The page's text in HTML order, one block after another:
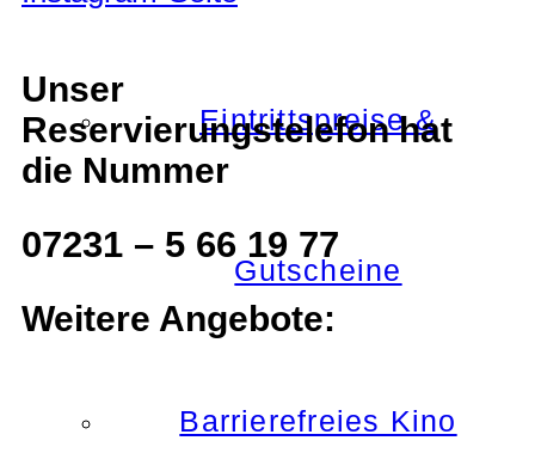
Eintrittspreise &
Gutscheine
Barrierefreies Kino
Unser
Reservierungstelefon hat
die Nummer
07231 – 5 66 19 77
Weitere Angebote: